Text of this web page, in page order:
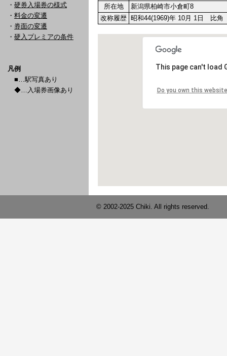
・ 硬券入場券の様式
・ 料金の変遷
・ 券面の変遷
・ 硬入プレミアの条件
凡例
■…駅写真あり
◆…入場券画像あり
所在地
新潟県柏崎市小倉町8
改称履歴 昭和44(1969)年 10月 1日 比角
© 2002-2025 Chiki. All rights reserved.